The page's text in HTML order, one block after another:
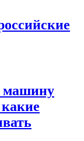
машину